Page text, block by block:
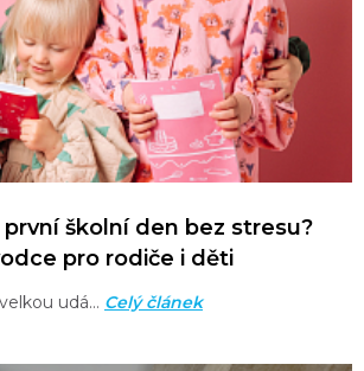
školní den bez stresu?
pro rodiče i děti
udá… Celý článek